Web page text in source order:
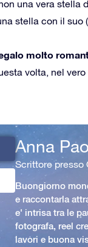
una vera
stella con il
molto
volta, nel
Anna
Scrittore presso
Buongiorno
e raccontarla
e' intrisa tra le
fotografa, reel
lavori e buona